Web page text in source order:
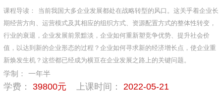
课程导读：
当前我国大多企业发展都处在战略转型的风口。这关乎着企业长
期经营方向、运营模式及其相应的组织方式、资源配置方式的整体性转变，
行业的衰退，企业发展前景黯淡，企业如何重新塑竞争优势、提升社会价
值，以达到新的企业形态的过程？企业如何寻求新的经济增长点，使企业重
新焕发生机？这些都已经成为横亘在企业发展之路上的关键问题。
学制： 一年半
学费： 39800元 上课时间： 2022-05-21